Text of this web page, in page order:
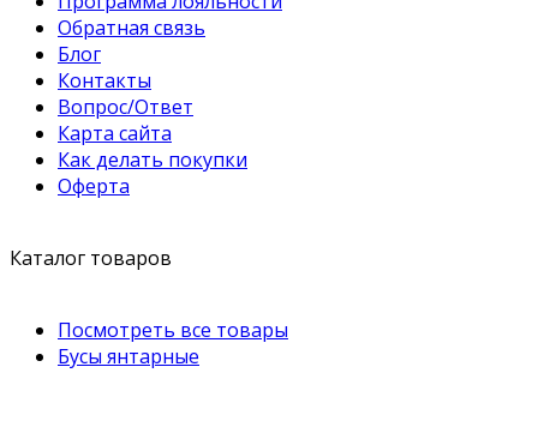
Обратная связь
Блог
Контакты
Вопрос/Ответ
Карта сайта
Как делать покупки
Оферта
Каталог товаров
Посмотреть все товары
Бусы янтарные